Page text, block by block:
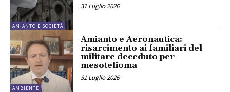
AMIANTO E SOCIETÀ
31 Luglio 2026
AMBIENTE
Amianto e Aeronautica:
risarcimento ai familiari del
militare deceduto per
mesotelioma
31 Luglio 2026